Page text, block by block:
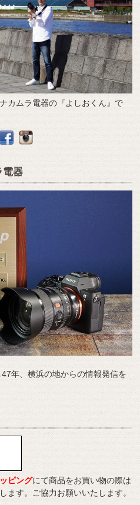
カムラ電器の『よしおくん』で
電器
年、横浜の地からの情報発信を
ピングにて商品をお買い物の際は
ます。ご協力お願いいたします。